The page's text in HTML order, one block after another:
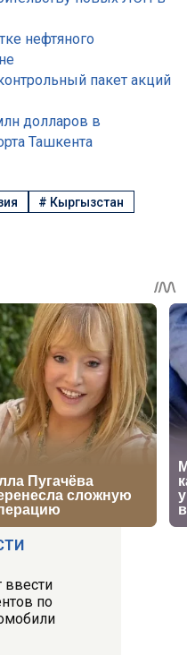
ввести
по
нефтяного
пакет акций
долларов в
Ташкента
# Кыргызстан